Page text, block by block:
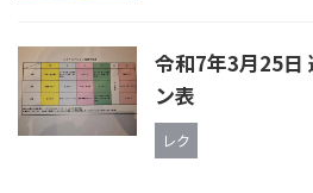
令和7年3月25日
ン表
レク